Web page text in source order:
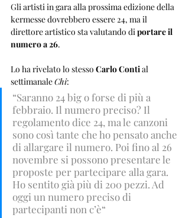
Gli artisti in gara alla prossima edizione della
kermesse dovrebbero essere 24, ma il
direttore artistico sta valutando di portare il
numero a 26.
Lo ha rivelato lo stesso Carlo Conti al
settimanale Chi:
“Saranno 24 big o forse di più a
febbraio. Il numero preciso? Il
regolamento dice 24, ma le canzoni
sono così tante che ho pensato anche
di allargare il numero. Poi fino al 26
novembre si possono presentare le
proposte per partecipare alla gara.
Ho sentito già più di 200 pezzi. Ad
oggi un numero preciso di
partecipanti non c’è“